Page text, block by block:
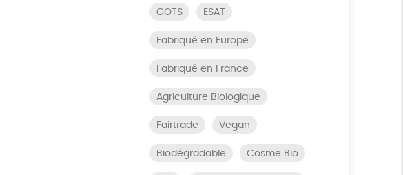
GOTS ESAT
Fabriqué en Europe
Fabriqué en France
Agriculture Biologique
Fairtrade Vegan
Biodégradable Cosme Bio